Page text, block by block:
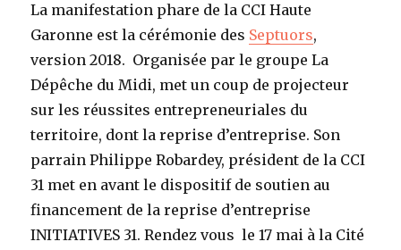
La manifestation phare de la CCI Haute
Garonne est la cérémonie des Septuors,
version 2018. Organisée par le groupe La
Dépêche du Midi, met un coup de projecteur
sur les réussites entrepreneuriales du
territoire, dont la reprise d’entreprise. Son
parrain Philippe Robardey, président de la CCI
31 met en avant le dispositif de soutien au
financement de la reprise d’entreprise
INITIATIVES 31. Rendez vous le 17 mai à la Cité